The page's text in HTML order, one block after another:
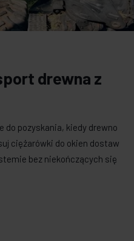
drewna z
do pozyskania, kiedy drewno
ciężarówki do okien dostaw
bez niekończących się